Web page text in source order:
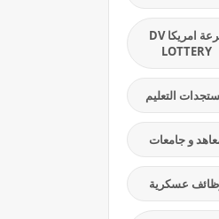
قرعة امريكا DV
LOTTERY
التعليم
و جامعات
عسكرية